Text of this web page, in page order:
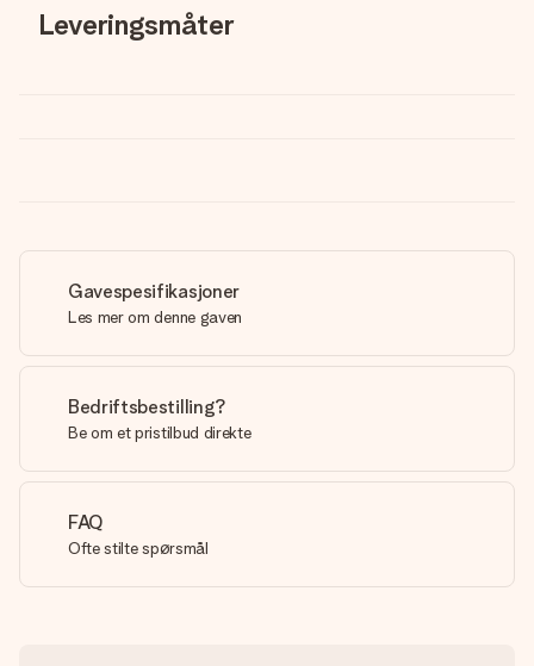
Leveringsmåter
Gavespesifikasjoner
Les mer om denne gaven
Bedriftsbestilling?
Be om et pristilbud direkte
FAQ
Ofte stilte spørsmål